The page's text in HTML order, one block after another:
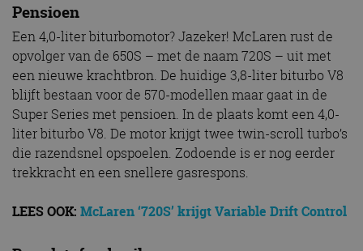
Pensioen
Een 4,0-liter biturbomotor? Jazeker! McLaren rust de
opvolger van de 650S – met de naam 720S – uit met
een nieuwe krachtbron. De huidige 3,8-liter biturbo V8
blijft bestaan voor de 570-modellen maar gaat in de
Super Series met pensioen. In de plaats komt een 4,0-
liter biturbo V8. De motor krijgt twee twin-scroll turbo’s
die razendsnel opspoelen. Zodoende is er nog eerder
trekkracht en een snellere gasrespons.
LEES OOK: McLaren ‘720S’ krijgt Variable Drift Control